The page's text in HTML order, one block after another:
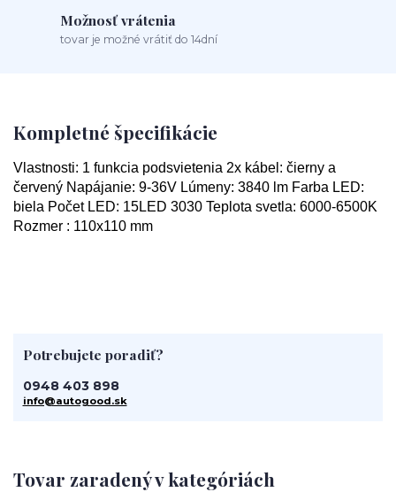
Možnosť vrátenia
tovar je možné vrátiť do 14dní
Kompletné špecifikácie
Vlastnosti: 1 funkcia podsvietenia 2x kábel: čierny a
červený Napájanie: 9-36V Lúmeny: 3840 lm Farba LED:
biela Počet LED: 15LED 3030 Teplota svetla: 6000-6500K
Rozmer : 110x110 mm
Tovar zaradený v kategóriách
Potrebujete poradiť?
0948 403 898
info@autogood.sk